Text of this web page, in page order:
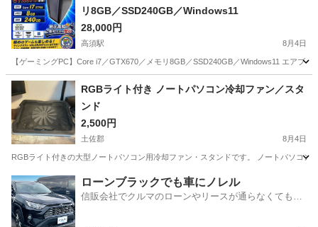
リ8GB／SSD240GB／Windows11
28,000円
高須駅 8月4日
【ゲーミングPC】Core i7／GTX670／メモリ8GB／SSD240GB／Windows11 エアブ
高知 高知市 高須駅 デスクトップパソコン
RGBライト付き ノートパソコン冷却ファン／スタ
ンド
2,500円
土佐郡 8月4日
RGBライト付きの大型ノートパソコン用冷却ファン・スタンドです。 ノートパソコ
高知 土佐郡 その他 スタンド
ローンブラックでも車にノレル
信販会社でクルマのローンやリースが通らなくてもク